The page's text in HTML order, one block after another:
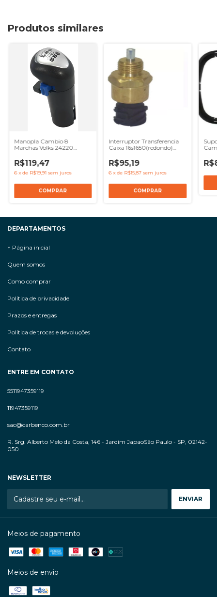
Produtos similares
Manopla Cambio 8
Marchas Volks 24220
- Ref 2RR711259
R$119,47
6 xde R$19,91 sem juros
Interruptor Transferencia
Caixa 16s1650(redondo)
R$95,19
6 xde R$15,87 sem juros
DEPARTAMENTOS
↑ Página inicial
Quem somos
Como comprar
Política de privacidade
Prazos e entregas
Política de trocas e devoluções
Contato
ENTRE EM CONTATO
5511947359119
11947359119
sac@carbenco.com.br
R. Srg. Alberto Melo da Costa, 146 - Jardim JapaoSão Paulo - SP, 02142-
050
NEWSLETTER
Meios de pagamento
Meios de envio